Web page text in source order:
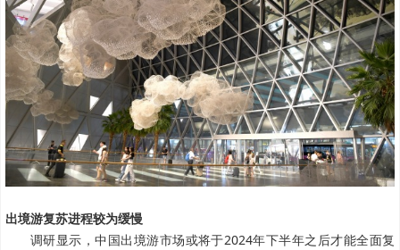
出境游复苏进程较为缓慢
调研显示，中国出境游市场或将于2024年下半年之后才能全面复